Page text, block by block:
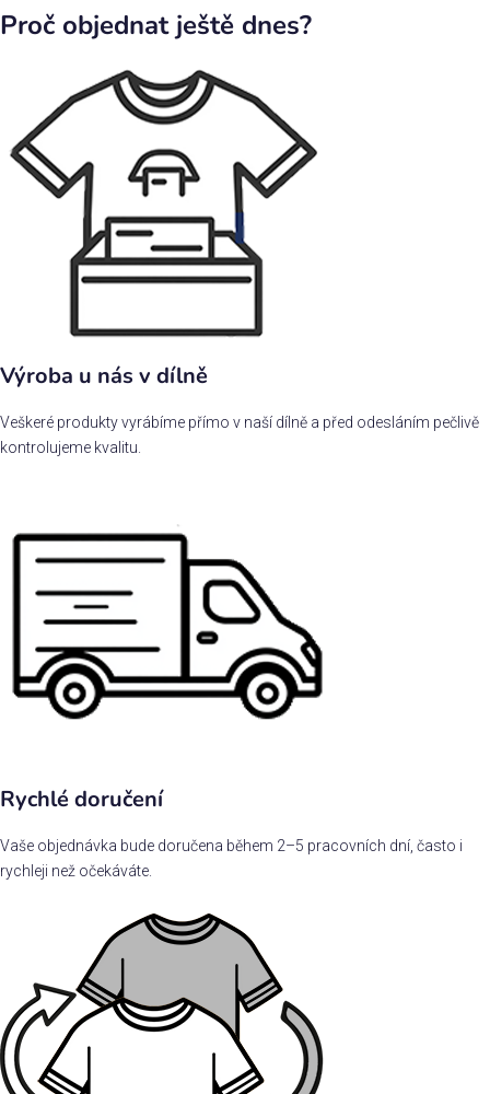
Proč objednat ještě dnes?
Výroba u nás v dílně
Veškeré produkty vyrábíme přímo v naší dílně a před odesláním pečlivě
kontrolujeme kvalitu.
Rychlé doručení
Vaše objednávka bude doručena během 2–5 pracovních dní, často i
rychleji než očekáváte.